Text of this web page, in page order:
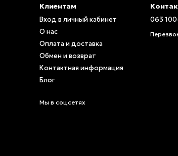
Клиентам
Вход в личный кабинет
О нас
Оплата и доставка
Обмен и возврат
Контактная информация
Блог
Мы в соцсетях
063